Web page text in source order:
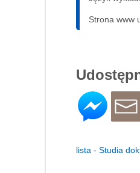
Strona www
lista - Studia